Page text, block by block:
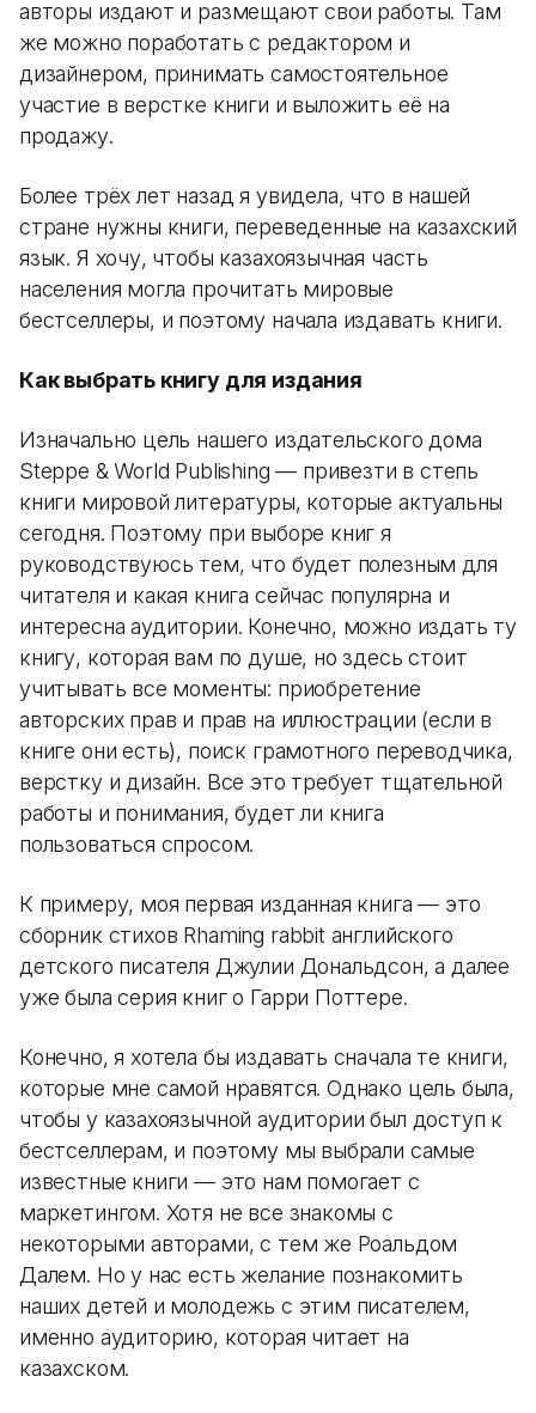
авторы издают и размещают свои работы. Там
же можно поработать с редактором и
дизайнером, принимать самостоятельное
участие в верстке книги и выложить её на
продажу.
Более трёх лет назад я увидела, что в нашей
стране нужны книги, переведенные на казахский
язык. Я хочу, чтобы казахоязычная часть
населения могла прочитать мировые
бестселлеры, и поэтому начала издавать книги.
Как выбрать книгу для издания
Изначально цель нашего издательского дома
Steppe & World Publishing — привезти в степь
книги мировой литературы, которые актуальны
сегодня. Поэтому при выборе книг я
руководствуюсь тем, что будет полезным для
читателя и какая книга сейчас популярна и
интересна аудитории. Конечно, можно издать ту
книгу, которая вам по душе, но здесь стоит
учитывать все моменты: приобретение
авторских прав и прав на иллюстрации (если в
книге они есть), поиск грамотного переводчика,
верстку и дизайн. Все это требует тщательной
работы и понимания, будет ли книга
пользоваться спросом.
К примеру, моя первая изданная книга — это
сборник стихов Rhaming rabbit английского
детского писателя Джулии Дональдсон, а далее
уже была серия книг о Гарри Поттере.
Конечно, я хотела бы издавать сначала те книги,
которые мне самой нравятся. Однако цель была,
чтобы у казахоязычной аудитории был доступ к
бестселлерам, и поэтому мы выбрали самые
известные книги — это нам помогает с
маркетингом. Хотя не все знакомы с
некоторыми авторами, с тем же Роальдом
Далем. Но у нас есть желание познакомить
наших детей и молодежь с этим писателем,
именно аудиторию, которая читает на
казахском.